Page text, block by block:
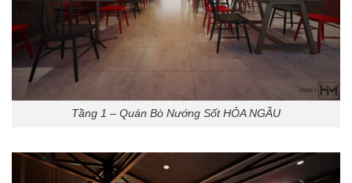
Tầng 1 – Quán Bò Nướng Sốt HỎA NGẦU